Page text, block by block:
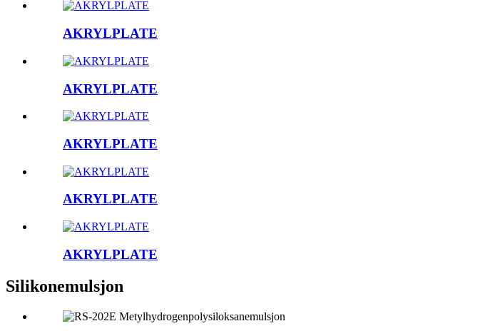
AKRYLPLATE
AKRYLPLATE
AKRYLPLATE
AKRYLPLATE
AKRYLPLATE
Silikonemulsjon